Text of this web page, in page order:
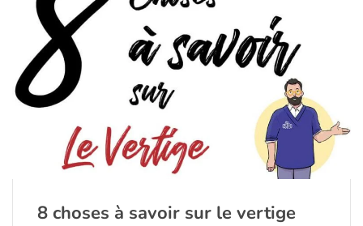
8 choses à savoir sur le vertige